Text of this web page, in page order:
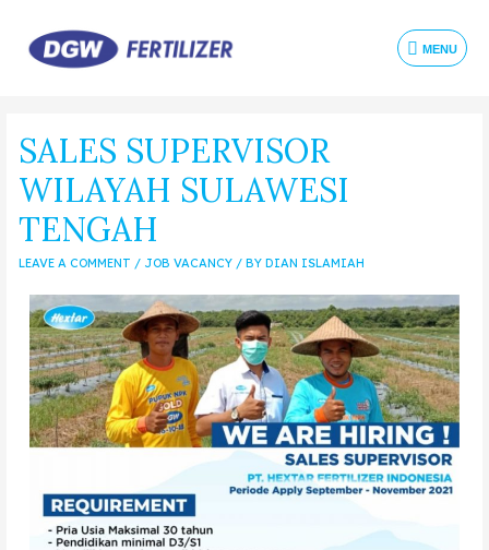
MENU
SALES SUPERVISOR
WILAYAH SULAWESI
TENGAH
LEAVE A COMMENT / JOB VACANCY/ BY DIAN ISLAMIAH